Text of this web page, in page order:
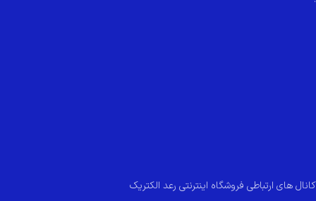
کانال های ارتباطی فروشگاه اینترنتی رعد الکتریک